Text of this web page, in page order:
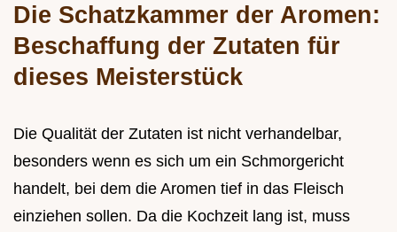
Die Schatzkammer der Aromen:
Beschaffung der Zutaten für
dieses Meisterstück
Die Qualität der Zutaten ist nicht verhandelbar,
besonders wenn es sich um ein Schmorgericht
handelt, bei dem die Aromen tief in das Fleisch
einziehen sollen. Da die Kochzeit lang ist, muss